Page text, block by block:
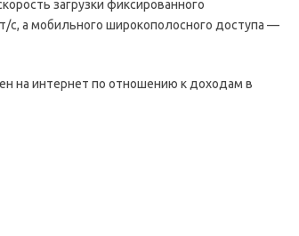
загрузки фиксированного
с, а мобильного широкополосного доступа —
на интернет по отношению к доходам в